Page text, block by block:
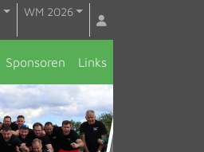
WM 2026
Sponsoren Links